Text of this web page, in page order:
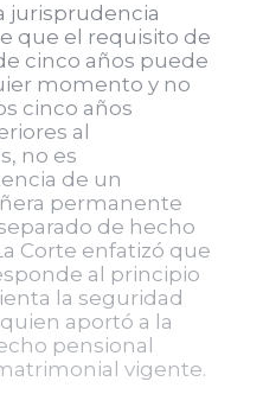
jurisprudencia
que el requisito de
cinco años puede
momento y no
cinco años
al
no es
de un
permanente
de hecho
Corte enfatizó que
al principio
la seguridad
aportó a la
pensional
vigente.